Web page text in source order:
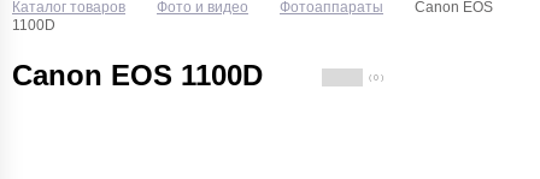
Каталог товаров Фото и видео Фотоаппараты
Canon EOS
1100D
Canon EOS 1100D ( 0 )